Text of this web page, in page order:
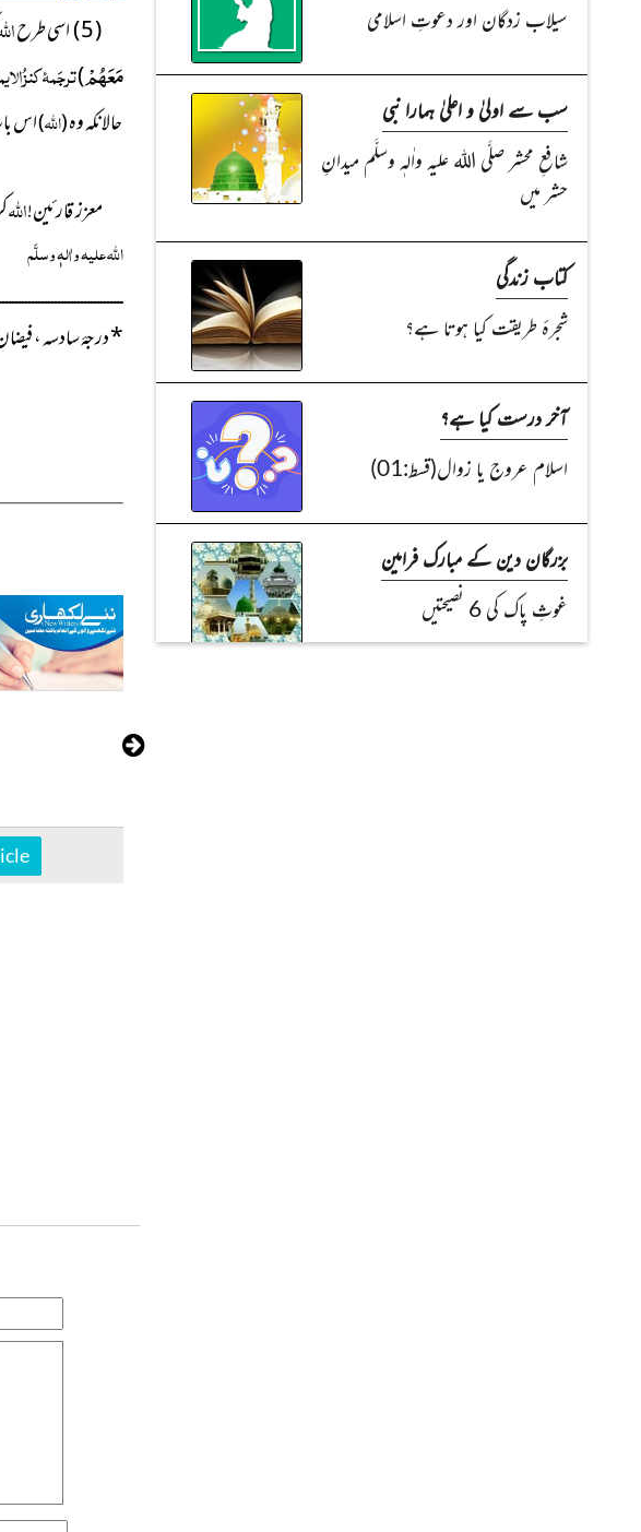
( 5 ) اسی طرح
مَعَهُمْ)ترجَمۂ
حالانکہ وہ(اللہ)اس
معزز قارئین!اللہ
اللہ علیہ واٰلہٖ وسلَّم
*درجۂ سادسہ ،
سیلاب زدگان اور دعوتِ اسلامی
سب سے اولیٰ و اعلیٰ ہمارا نبی
شافعِ محشر صلَّی اللہ علیہ واٰلہٖ وسلَّم میدانِ
حشر میں
کتاب زندگی
شجرۂ طریقت کیا ہوتا ہے؟
آخر درست کیا ہے؟
اسلام عروج یا زوال(قسط:01)
بزرگان دین کے مبارک فرامین
غوثِ پاک کی 6 نصیحتیں